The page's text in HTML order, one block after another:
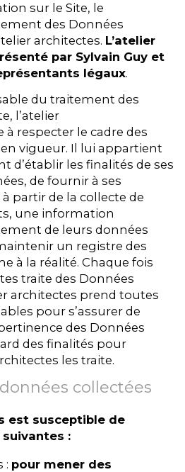
sur le Site, le
des Données
architectes. L’atelier
par Sylvain Guy et
légaux.
du traitement des
l’atelier
à respecter le cadre des
vigueur. Il lui appartient
d’établir les finalités de ses
de fournir à ses
partir de la collecte de
une information
de leurs données
un registre des
à la réalité. Chaque fois
traite des Données
architectes prend toutes
pour s’assurer de
des Données
des finalités pour
les traite.
collectées
est susceptible de
:
: pour mener des